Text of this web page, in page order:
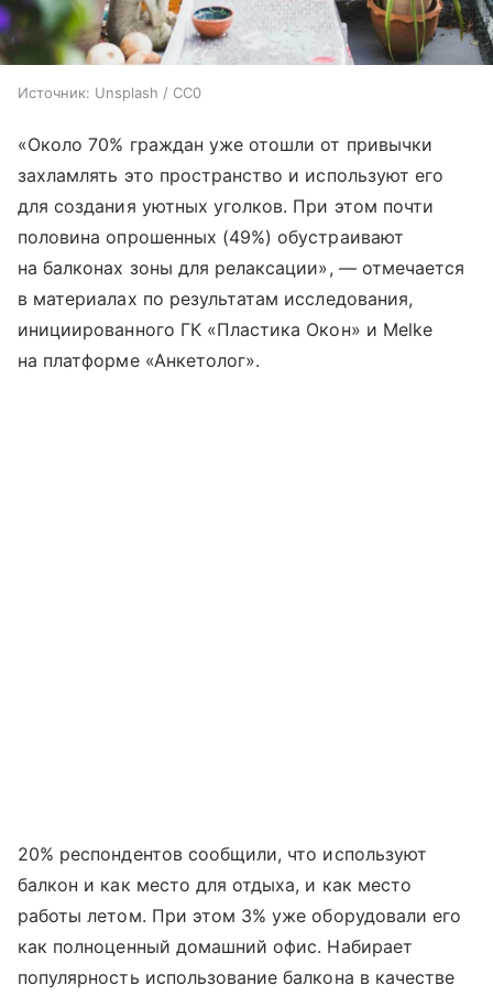
Источник: Unsplash / CC0
«Около 70% граждан уже отошли от привычки
захламлять это пространство и используют его
для создания уютных уголков. При этом почти
половина опрошенных (49%) обустраивают
на балконах зоны для релаксации», — отмечается
в материалах по результатам исследования,
инициированного ГК «Пластика Окон» и Melke
на платформе «Анкетолог».
20% респондентов сообщили, что используют
балкон и как место для отдыха, и как место
работы летом. При этом 3% уже оборудовали его
как полноценный домашний офис. Набирает
популярность использование балкона в качестве